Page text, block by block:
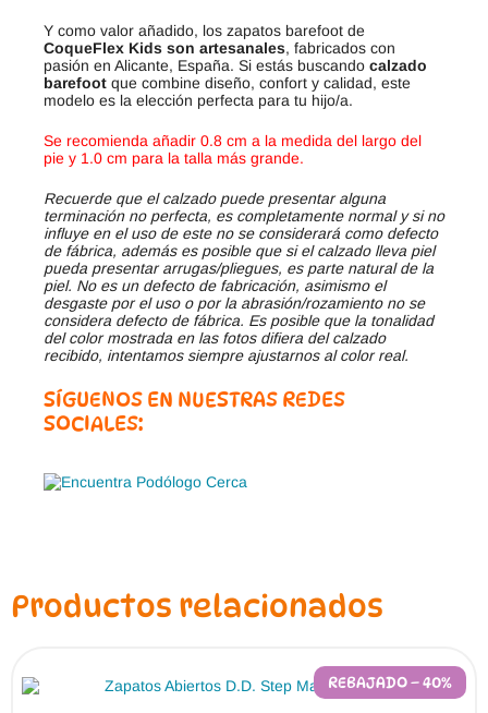
Y como valor añadido, los zapatos barefoot de
CoqueFlex Kids son artesanales, fabricados con
pasión en Alicante, España. Si estás buscando calzado
barefoot que combine diseño, confort y calidad, este
modelo es la elección perfecta para tu hijo/a.
Se recomienda añadir 0.8 cm a la medida del largo del
pie y 1.0 cm para la talla más grande.
Recuerde que el calzado puede presentar alguna
terminación no perfecta, es completamente normal y si no
influye en el uso de este no se considerará como defecto
de fábrica, además es posible que si el calzado lleva piel
pueda presentar arrugas/pliegues, es parte natural de la
piel. No es un defecto de fabricación, asimismo el
desgaste por el uso o por la abrasión/rozamiento no se
considera defecto de fábrica. Es posible que la tonalidad
del color mostrada en las fotos difiera del calzado
recibido, intentamos siempre ajustarnos al color real.
SÍGUENOS EN NUESTRAS REDES
SOCIALES:
Productos relacionados
REBAJADO – 40%